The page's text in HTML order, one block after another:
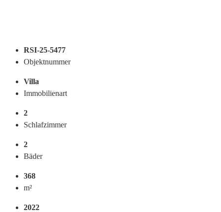
RSI-25-5477
Objektnummer
Villa
Immobilienart
2
Schlafzimmer
2
Bäder
368
m²
2022